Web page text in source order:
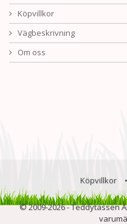
Köpvillkor
Vägbeskrivning
Om oss
Köpvillkor •
© 2009-2026 - Teddytassen